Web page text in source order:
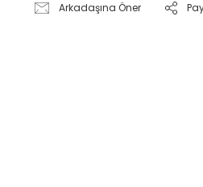
Arkadaşına Öner